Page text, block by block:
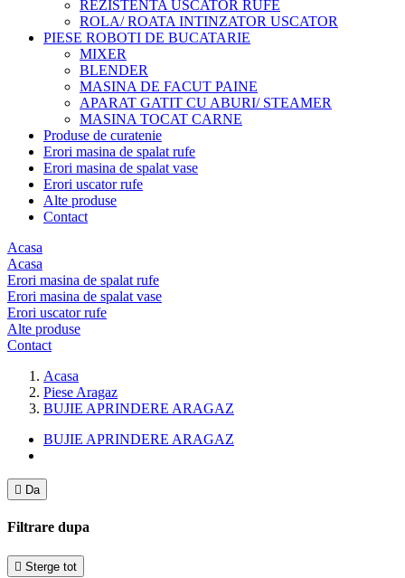
REZISTENTA USCATOR RUFE
ROLA/ ROATA INTINZATOR USCATOR
PIESE ROBOTI DE BUCATARIE
MIXER
BLENDER
MASINA DE FACUT PAINE
APARAT GATIT CU ABURI/ STEAMER
MASINA TOCAT CARNE
Produse de curatenie
Erori masina de spalat rufe
Erori masina de spalat vase
Erori uscator rufe
Alte produse
Contact
Acasa
Acasa
Erori masina de spalat rufe
Erori masina de spalat vase
Erori uscator rufe
Alte produse
Contact
Acasa
Piese Aragaz
BUJIE APRINDERE ARAGAZ
BUJIE APRINDERE ARAGAZ
 Da
Filtrare dupa
 Sterge tot